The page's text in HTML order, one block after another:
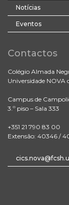
Notícias
Eventos
Contactos
Colégio Almada
Universidade NOVA
Campus de
3.º piso – Sala 333
+351 21 790 83 00
Extensão: 40346 /